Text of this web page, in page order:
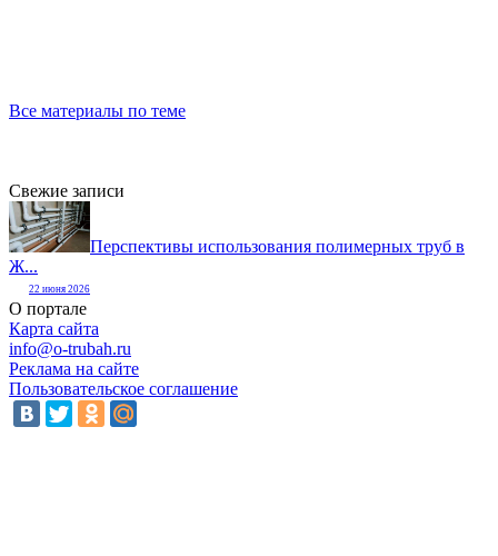
Все материалы по теме
Свежие записи
Перспективы использования полимерных труб в
Ж...
22 июня 2026
О портале
Карта сайта
info@o-trubah.ru
Реклама на сайте
Пользовательское соглашение